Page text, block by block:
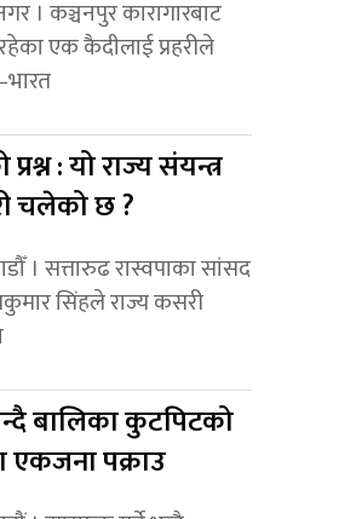
। कञ्चनपुर कारागारबाट
एक कैदीलाई प्रहरीले
: यो राज्य संयन्त्र
चलेको छ ?
। सत्तारुढ रास्वपाका सांसद
सिंहले राज्य कसरी
बालिका कुटपिटको
एकजना पक्राउ